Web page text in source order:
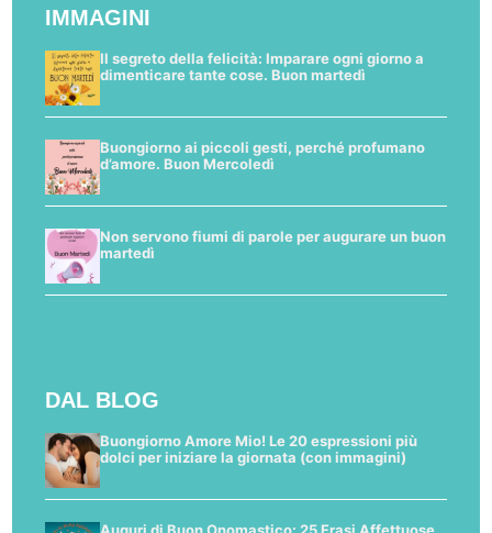
IMMAGINI
Il segreto della felicità: Imparare ogni giorno a
dimenticare tante cose. Buon martedì
Buongiorno ai piccoli gesti, perché profumano
d’amore. Buon Mercoledì
Non servono fiumi di parole per augurare un buon
martedì
DAL BLOG
Buongiorno Amore Mio! Le 20 espressioni più
dolci per iniziare la giornata (con immagini)